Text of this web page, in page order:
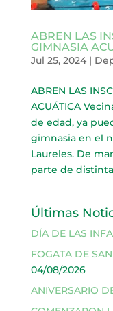
ABREN LAS
GIMNASIA
Jul 25, 2024|
ABREN LAS
ACUÁTICA
de edad, ya
gimnasia en el
Laureles. De
parte de
Últimas
DÍA DE LAS
FOGATA DE
04/08/2026
ANIVERSARIO